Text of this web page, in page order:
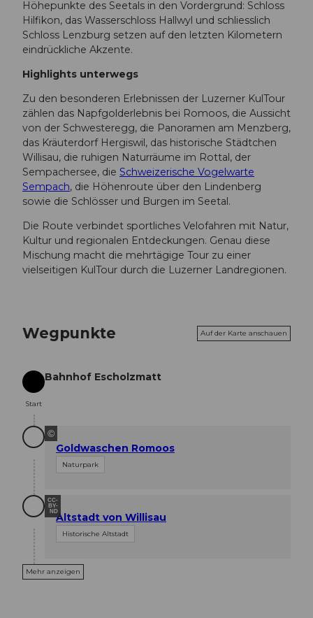
Höhepunkte des Seetals in den Vordergrund: Schloss
Hilfikon, das Wasserschloss Hallwyl und schliesslich
Schloss Lenzburg setzen auf den letzten Kilometern
eindrückliche Akzente.
Highlights unterwegs
Zu den besonderen Erlebnissen der Luzerner KulTour
zählen das Napfgolderlebnis bei Romoos, die Aussicht
von der Schwesteregg, die Panoramen am Menzberg,
das Kräuterdorf Hergiswil, das historische Städtchen
Willisau, die ruhigen Naturräume im Rottal, der
Sempachersee, die Schweizerische Vogelwarte
Sempach, die Höhenroute über den Lindenberg
sowie die Schlösser und Burgen im Seetal.
Die Route verbindet sportliches Velofahren mit Natur,
Kultur und regionalen Entdeckungen. Genau diese
Mischung macht die mehrtägige Tour zu einer
vielseitigen KulTour durch die Luzerner Landregionen.
Wegpunkte Auf der Karte anschauen
Start
Start
Bahnhof Escholzmatt
©
Goldwaschen Romoos
Naturpark
CC-
BY-
NDAltstadt von Willisau
Historische Altstadt
Mehr anzeigen